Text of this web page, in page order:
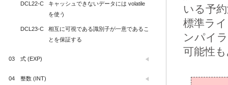
いる予
標準ラ
ンパイ
可能性
DCL22-C
キャッシュできないデータには volatile
を使う
DCL23-C
相互に可視である識別子が一意であるこ
とを保証する
03 式 (EXP)
04 整数 (INT)